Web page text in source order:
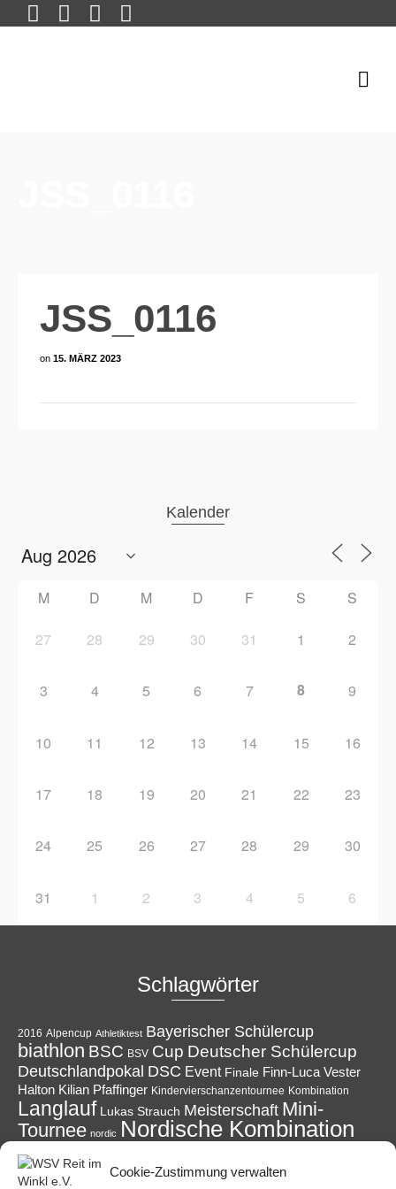
Cookie-Zustimmung verwalten
JSS_0116
on 15. MÄRZ 2023
Kalender
M D M D F S S
27 28 29 30 31 1 2
3 4 5 6 7 8 9
10 11 12 13 14 15 16
17 18 19 20 21 22 23
24 25 26 27 28 29 30
31 1 2 3 4 5 6
Schlagwörter
2016 Alpencup Athletiktest Bayerischer Schülercup
biathlon BSC BSV Cup Deutscher Schülercup
Deutschlandpokal DSC Event Finale Finn-Luca Vester
Halton Kilian Pfaffinger Kindervierschanzentournee Kombination
Langlauf Lukas Strauch Meisterschaft Mini-
Tournee nordic Nordische Kombination
Podest Reit im Winkl
Schanzen Schüler Sieg Ski Skiing Skispringen